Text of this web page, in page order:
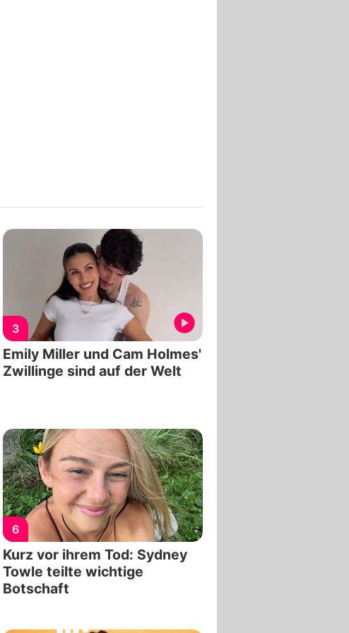
3
Emily Miller und Cam Holmes'
Zwillinge sind auf der Welt
6
Kurz vor ihrem Tod: Sydney
Towle teilte wichtige
Botschaft